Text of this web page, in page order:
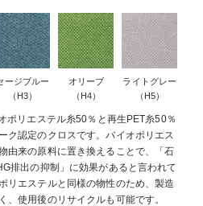
ージブルー
（H3）
オリーブ
（H4）
ライトグレー
（H5）
ポリエステル糸50％と再生PET糸50％
ク認定のクロスです。バイオポリエス
由来の原料に置き換えることで、「石
排出の抑制」に効果があると言われて
リエステルと同様の物性のため、製造
、使用後のリサイクルも可能です。